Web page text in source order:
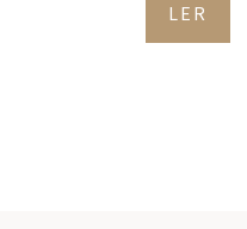
LER